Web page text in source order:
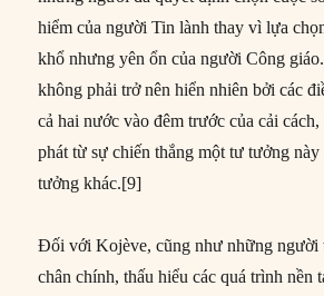
hiểm của người Tin lành thay vì lựa
khổ nhưng yên ổn của người Công
không phải trở nên hiển nhiên bởi các
cả hai nước vào đêm trước của cải
phát từ sự chiến thắng một tư tưởng
tưởng khác.[9]
Đối với Kojève, cũng như những người
chân chính, thấu hiểu các quá trình nền